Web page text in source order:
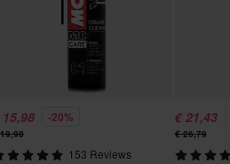
-20%
153 Reviews
€ 21,43
€ 26,79